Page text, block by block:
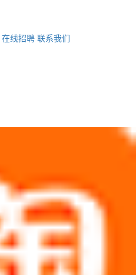
在线招聘 联系我们